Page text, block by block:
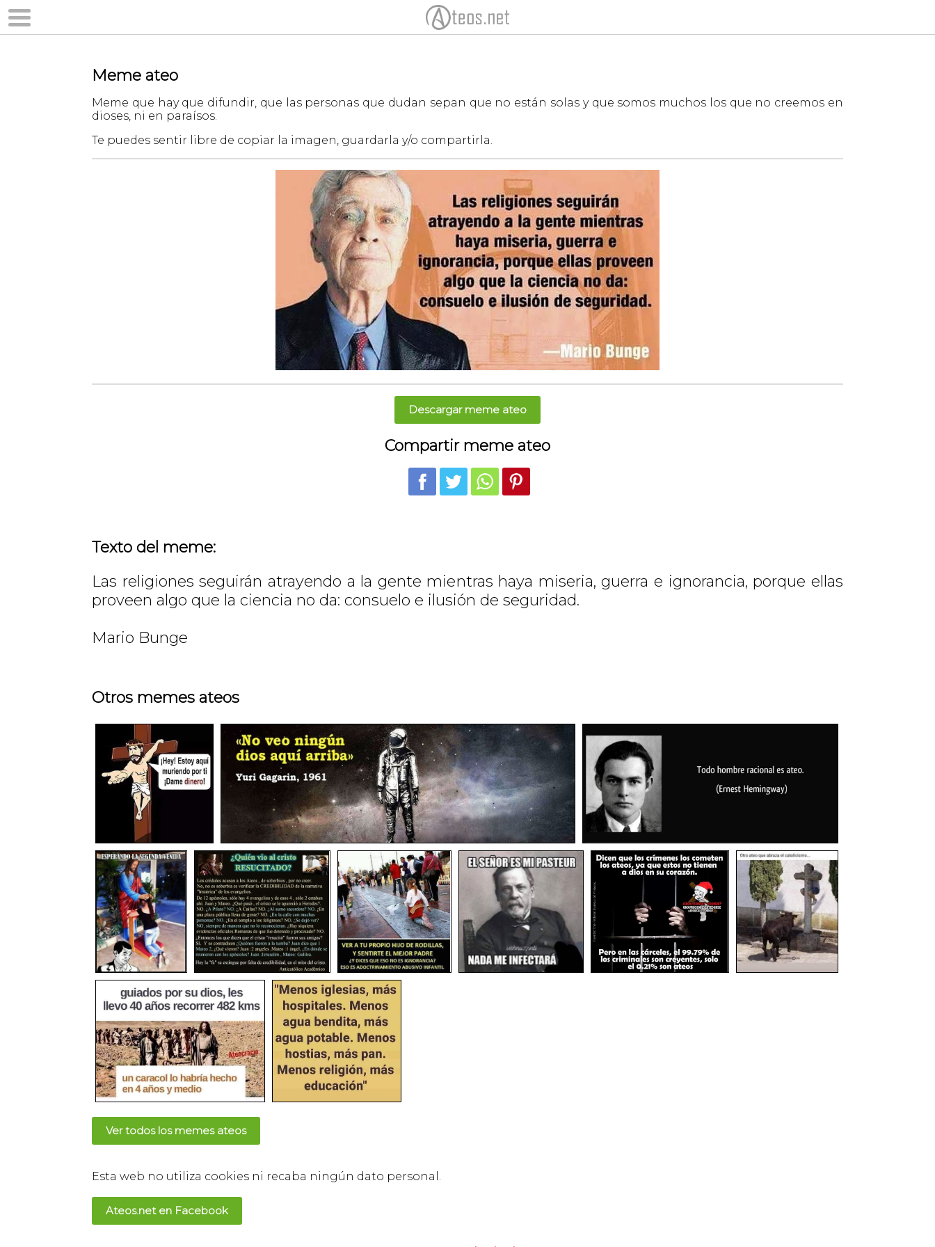
Meme ateo
Meme que hay que difundir, que las personas que dudan sepan que no están solas y que somos muchos los que no creemos en
dioses, ni en paraísos.
Te puedes sentir libre de copiar la imagen, guardarla y/o compartirla.
Descargar meme ateo
Compartir meme ateo
Texto del meme:
Las religiones seguirán atrayendo a la gente mientras haya miseria, guerra e ignorancia, porque ellas
proveen algo que la ciencia no da: consuelo e ilusión de seguridad.
Mario Bunge
Otros memes ateos
Ver todos los memes ateos
Esta web no utiliza cookies ni recaba ningún dato personal.
Ateos.net en Facebook